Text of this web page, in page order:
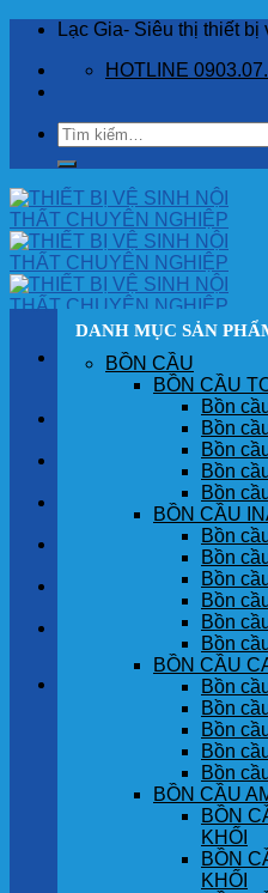
Skip
content
Lạc Gia- Siêu thị thiết
HOTLINE
Tìm
kiếm:
SẢN PHẨM
GÓC KHÁCH HÀNG
Chưa có sản phẩm
DANH MỤC SẢN
BỒN CẦU
BỒN CẦU
Bồn
Bồn
Bồn
Bồn
Bồn
BỒN CẦU
Bồn
Bồn
Bồn
Bồn
Bồn
Bồn
BỒN CẦU
Bồn
Bồn
Bồn
Bồn
Bồn
BỒN CẦU
BỒN
KHỐI
BỒN
KHỐI